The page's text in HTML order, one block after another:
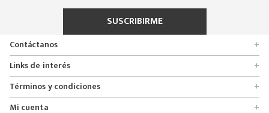
SUSCRIBIRME
Contáctanos
+
Encuentra tu tienda
Formulario de solicitudes
Servicio al cliente
Links de interés +
Quienes somos
Políticas de entrega, cambio y devolución
Políticas de privacidad
Términos y condiciones +
Promociones
Mi cuenta +